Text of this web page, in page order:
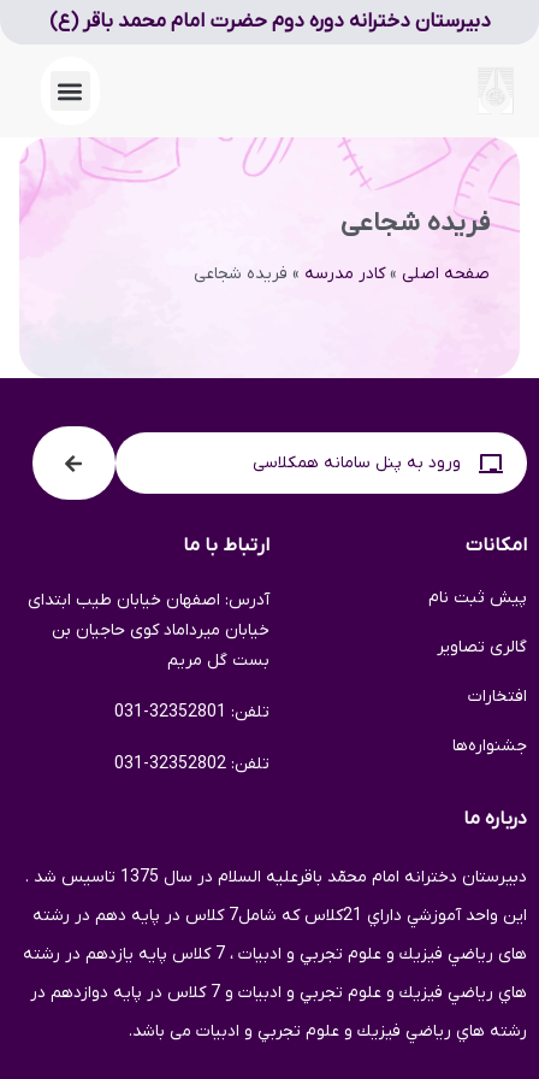
دبیرستان دخترانه دوره دوم حضرت امام محمد باقر (ع)
فریده شجاعی
صفحه اصلی »کادر مدرسه » فریده شجاعی
ورود به پنل سامانه همکلاسی
امکانات
پیش ثبت نام
گالری تصاویر
افتخارات
جشنواره‌ها
ارتباط با ما
آدرس: اصفهان خیابان طیب ابتدای
خیابان میرداماد کوی حاجیان بن
بست گل مریم
تلفن: 32352801-031
تلفن: 32352802-031
درباره ما
دبيرستان دخترانه امام محمّد باقرعلیه السلام در سال 1375 تاسيس شد .
اين واحد آموزشي داراي 21كلاس كه شامل7 كلاس در پايه دهم در رشته
های رياضي فيزيك و علوم تجربي و ادبیات ، 7 كلاس پايه یازدهم در رشته
هاي رياضي فيزيك و علوم تجربي و ادبیات و 7 کلاس در پایه دوازدهم در
رشته هاي رياضي فيزيك و علوم تجربي و ادبیات می باشد.